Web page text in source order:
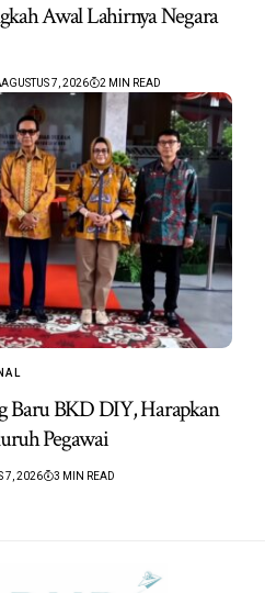
Awal Lahirnya Negara
AGUSTUS 7, 2026 2 MIN READ
Baru BKD DIY, Harapkan
Pegawai
7, 2026 3 MIN READ